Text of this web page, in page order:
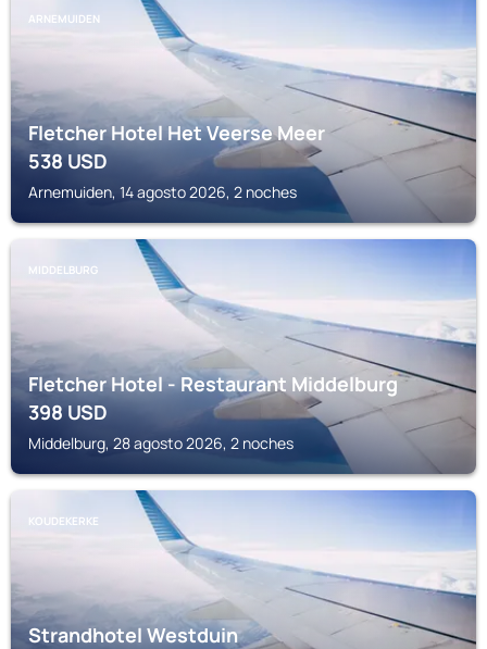
ARNEMUIDEN
Fletcher Hotel Het Veerse Meer
538USD
Arnemuiden, 14 agosto 2026, 2 noches
MIDDELBURG
Fletcher Hotel - Restaurant Middelburg
398USD
Middelburg, 28 agosto 2026, 2 noches
KOUDEKERKE
Strandhotel Westduin